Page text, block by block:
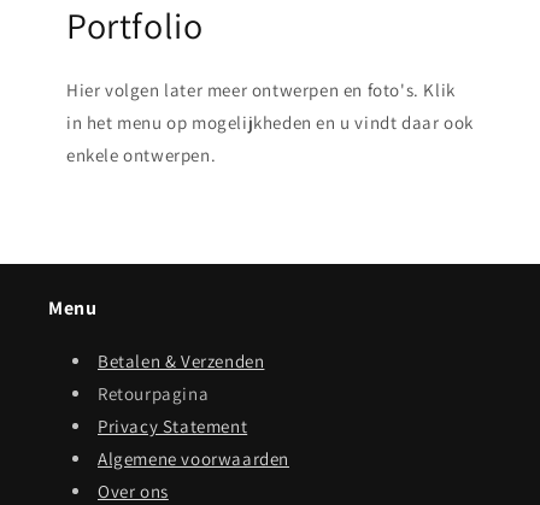
Portfolio
Hier volgen later meer ontwerpen en foto's. Klik
in het menu op mogelijkheden en u vindt daar ook
enkele ontwerpen.
Menu
Betalen & Verzenden
Retourpagina
Privacy Statement
Algemene voorwaarden
Over ons